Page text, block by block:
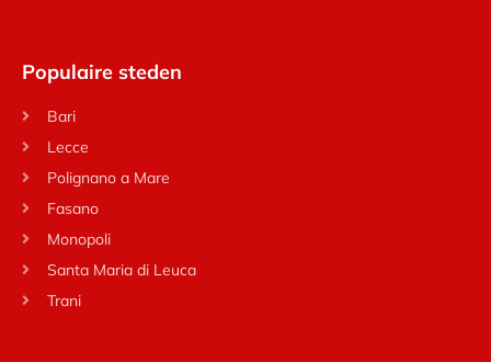
Populaire steden
Bari
Lecce
Polignano a Mare
Fasano
Monopoli
Santa Maria di Leuca
Trani